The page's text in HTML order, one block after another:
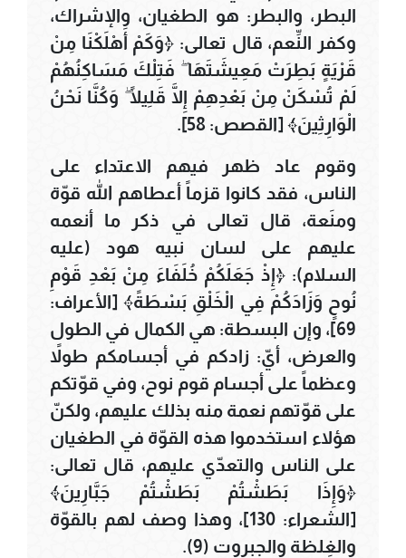
البطر، والبطر: هو الطغيان، والإشراك،
وكفر النِّعم، قال تعالى: ﴿وَكَمْ أَهْلَكْنَا مِنْ
قَرْيَةٍ بَطِرَتْ مَعِيشَتَهَا ۖ فَتِلْكَ مَسَاكِنُهُمْ
لَمْ تُسْكَنْ مِنْ بَعْدِهِمْ إِلَّا قَلِيلًا ۖ وَكُنَّا نَحْنُ
الْوَارِثِينَ﴾ [القصص: 58].
وقوم عاد ظهر فيهم الاعتداء على
الناس، فقد كانوا قزماً أعطاهم الله قوّة
ومنَعة، قال تعالى في ذكر ما أنعمه
عليهم على لسان نبيه هود (عليه
السلام): ﴿إِذْ جَعَلَكُمْ خُلَفَاءَ مِنْ بَعْدِ قَوْمِ
نُوحٍ وَزَادَكُمْ فِي الْخَلْقِ بَسْطَةً﴾ [الأعراف:
69]، وإن البسطة: هي الكمال في الطول
والعرض، أيّ: زادكم في أجسامكم طولاً
وعظماً على أجسام قوم نوح، وفي قوّتكم
على قوّتهم نعمة منه بذلك عليهم، ولكنّ
هؤلاء استخدموا هذه القوّة في الطغيان
على الناس والتعدّي عليهم، قال تعالى:
﴿وَإِذَا بَطَشْتُمْ بَطَشْتُمْ جَبَّارِينَ﴾
[الشعراء: 130]، وهذا وصف لهم بالقوّة
والغِلظة والجبروت (9).